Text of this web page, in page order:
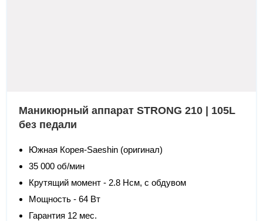
Маникюрный аппарат STRONG 210 | 105L
без педали
Южная Корея-Saeshin (оригинал)
35 000 об/мин
Крутящий момент - 2.8 Нсм, с обдувом
Мощность - 64 Вт
Гарантия 12 мес.